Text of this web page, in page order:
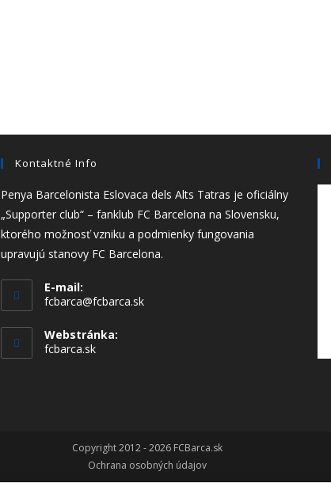
Kontaktné Info
Penya Barcelonista Eslovaca dels Alts Tatras je oficiálny
„Supporter club“ – fanklub FC Barcelona na Slovensku,
ktorého možnosť vzniku a podmienky fungovania
upravujú stanovy FC Barcelona.
E-mail:
fcbarca@fcbarca.sk
Webstránka:
fcbarca.sk
Copyright 2012 - 2026 FCBarca.sk
Ochrana osobných údajov